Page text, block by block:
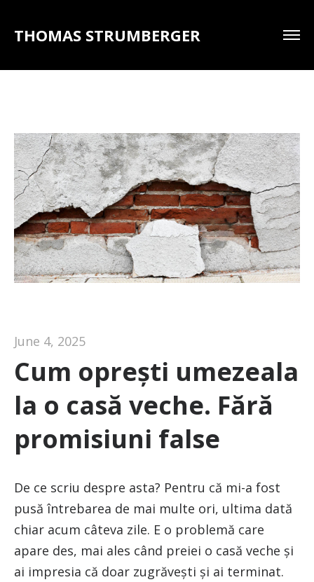
THOMAS STRUMBERGER
June 4, 2025
Cum oprești umezeala
la o casă veche. Fără
promisiuni false
De ce scriu despre asta? Pentru că mi-a fost
pusă întrebarea de mai multe ori, ultima dată
chiar acum câteva zile. E o problemă care
apare des, mai ales când preiei o casă veche și
ai impresia că doar zugrăvești și ai terminat.